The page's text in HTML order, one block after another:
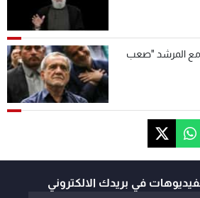
مع المرشد "صعب
في بريدك الالكتروني